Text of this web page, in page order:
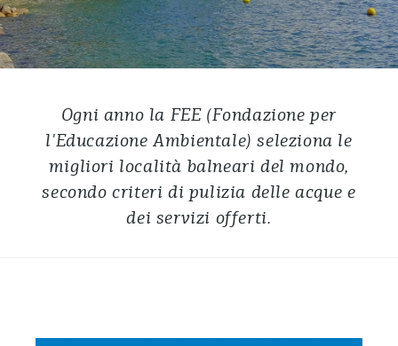
Ogni anno la FEE (Fondazione per
l'Educazione Ambientale) seleziona le
migliori località balneari del mondo,
secondo criteri di pulizia delle acque e
dei servizi offerti.